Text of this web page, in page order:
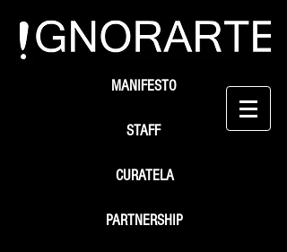
STAFF
MANIFESTO
PARTNERSHIP
CURATELA